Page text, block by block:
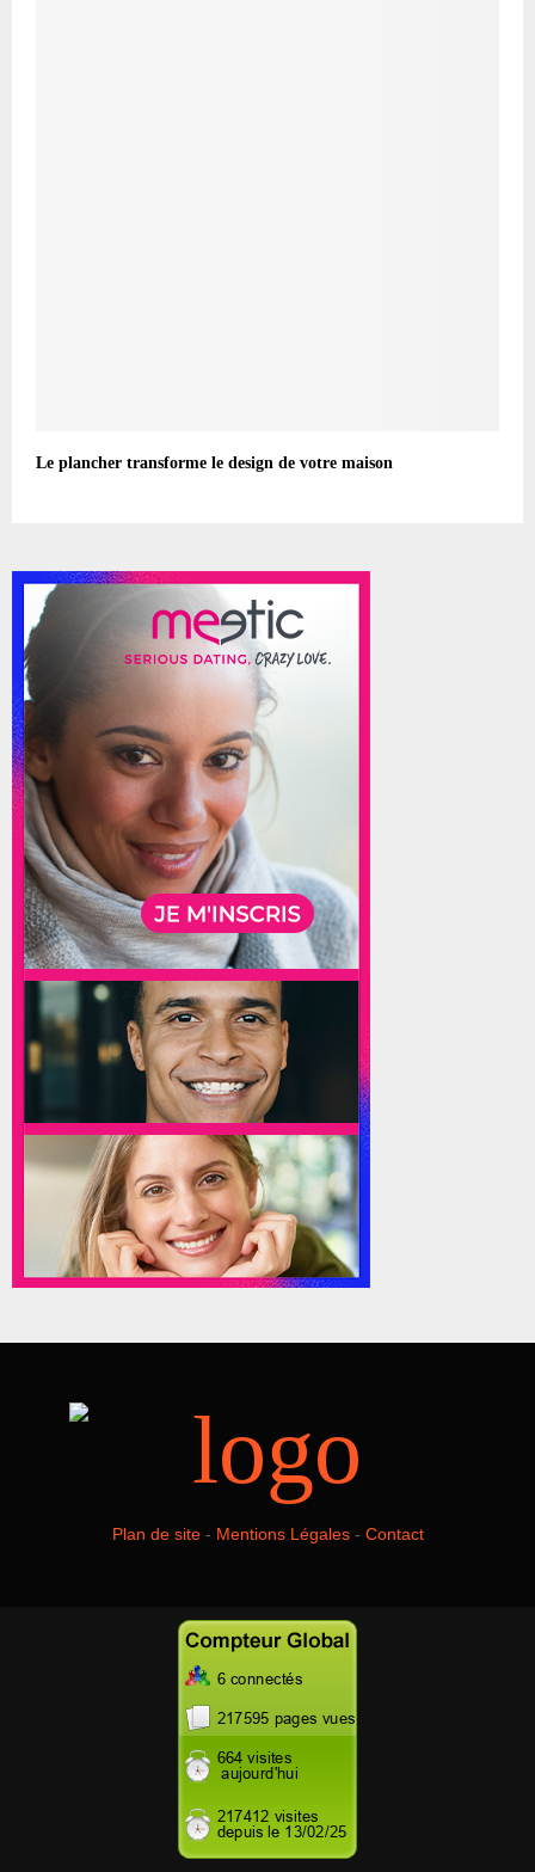
Le plancher transforme le design de votre maison
Plan de site- Mentions Légales- Contact